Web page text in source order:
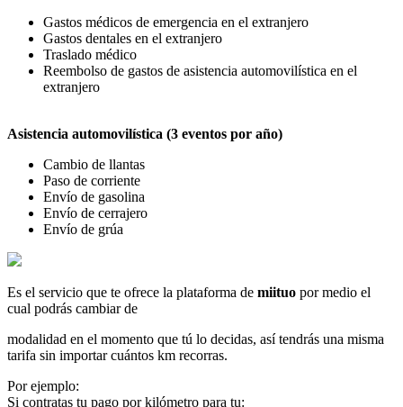
Gastos médicos de emergencia en el extranjero
Gastos dentales en el extranjero
Traslado médico
Reembolso de gastos de asistencia automovilística en el
extranjero
Asistencia automovilística (3 eventos por año)
Cambio de llantas
Paso de corriente
Envío de gasolina
Envío de cerrajero
Envío de grúa
Es el servicio que te ofrece la plataforma de miituo por medio el
cual podrás cambiar de
modalidad en el momento que tú lo decidas, así tendrás una misma
tarifa sin importar cuántos km recorras.
Por ejemplo:
Si contratas tu pago por kilómetro para tu: